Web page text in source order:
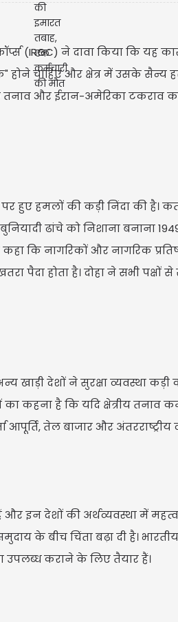
(IRGC) ने दावा किया कि यह
चाहिए और क्षेत्र में उसके सैन्य
तनाव और ईरान-अमेरिका टकराव
हमलों की कड़ी निंदा की है।
ढांचे को निशाना बनाना
कि नागरिकों और नागरिक
खतरा पैदा होता है। दोहा ने सभी
देशों ने सुरक्षा व्यवस्था कड़ी
का कहना है कि यदि क्षेत्रीय
तेल बाजार और अंतरराष्ट्रीय
इन देशों की अर्थव्यवस्था में
के बीच चिंता बढ़ा दी है।
कराने के लिए तैयार हैं।